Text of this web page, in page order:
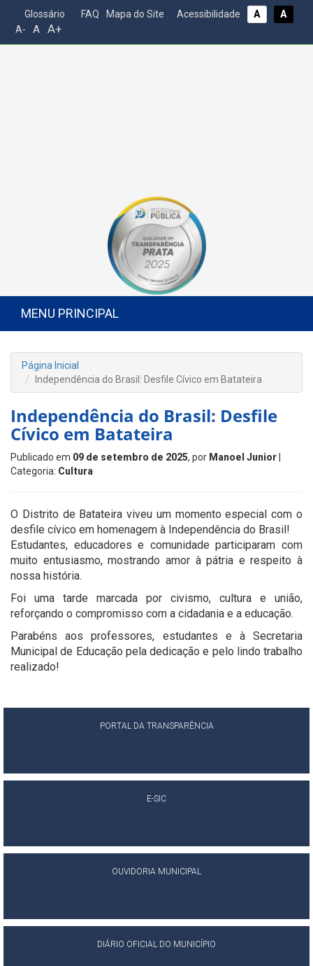
Glossário FAQ Mapa do Site Acessibilidade A
A
A-
A A+
MENU PRINCIPAL
Página Inicial
Independência do Brasil: Desfile Cívico em Batateira
Independência do Brasil: Desfile
Cívico em Batateira
Publicado em 09 de setembro de 2025, por Manoel Junior
Categoria: Cultura
O Distrito de Batateira viveu um momento especial com o
desfile cívico em homenagem à Independência do Brasil!
Estudantes, educadores e comunidade participaram com
muito entusiasmo, mostrando amor à pátria e respeito à
nossa história.
Foi uma tarde marcada por civismo, cultura e união,
reforçando o compromisso com a cidadania e a educação.
Parabéns aos professores, estudantes e à Secretaria
Municipal de Educação pela dedicação e pelo lindo trabalho
realizado!
PORTAL DA TRANSPARÊNCIA
E-SIC
OUVIDORIA MUNICIPAL
DIÁRIO OFICIAL DO MUNICÍPIO